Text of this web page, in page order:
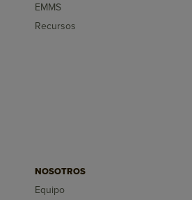
EMMS
Recursos
NOSOTROS
Equipo